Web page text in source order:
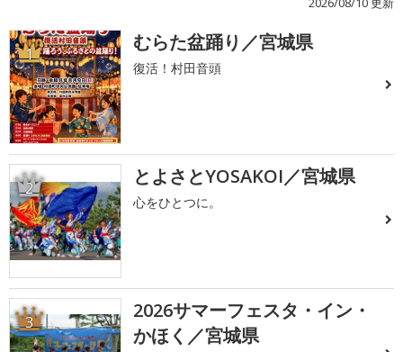
1 むらた盆踊り／宮城県
復活！村田音頭
2 とよさとYOSAKOI／宮城県
心をひとつに。
3
2026サマーフェスタ・イン・
かほく／宮城県